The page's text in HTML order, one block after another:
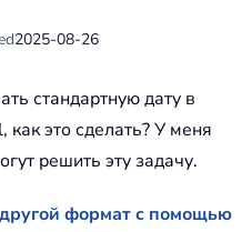
2025-08-26
стандартную дату в
это сделать? У меня
решить эту задачу.
формат с помощью